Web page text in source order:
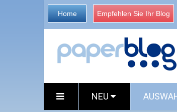
Home Empfehlen Sie Ihr Blog
NEU